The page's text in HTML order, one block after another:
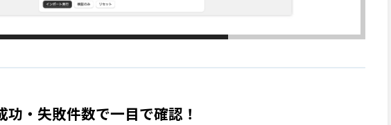
・失敗件数で一目で確認！